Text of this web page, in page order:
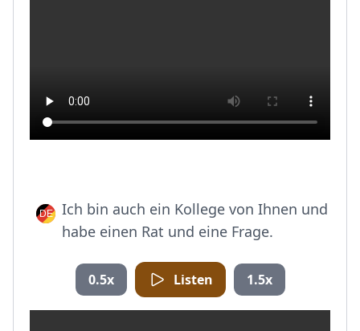
Ich bin auch ein Kollege von Ihnen und
habe einen Rat und eine Frage.
0.5x Listen 1.5x